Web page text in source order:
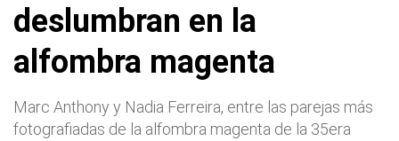
deslumbran en la
alfombra magenta
Marc Anthony y Nadia Ferreira, entre las parejas más
fotografiadas de la alfombra magenta de la 35era